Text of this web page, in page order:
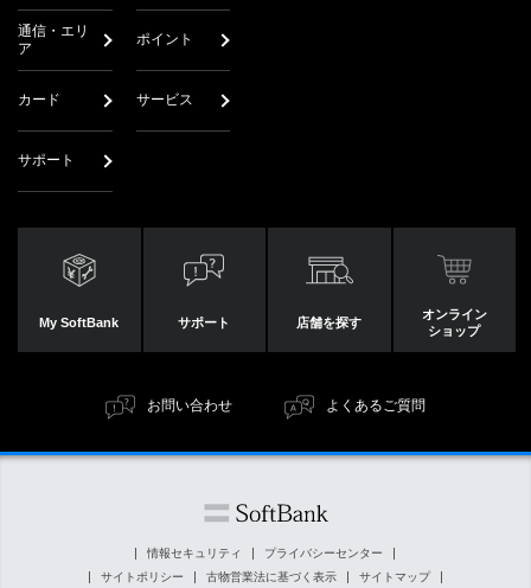
通信・エリ
ア
ポイント
カード サービス
サポート
My SoftBank サポート 店舗を探す
オンライン
ショップ
お問い合わせ よくあるご質問
情報セキュリティ
プライバシーセンター
サイトポリシー
古物営業法に基づく表示 サイトマップ